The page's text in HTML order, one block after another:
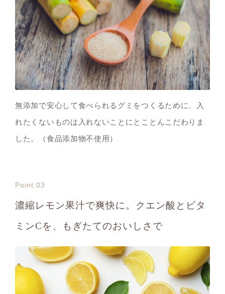
無添加で安心して食べられるグミをつくるために、入
れたくないものは入れないことにとことんこだわりま
した。（食品添加物不使用）
Point 03
濃縮レモン果汁で爽快に。クエン酸とビタ
ミンCを、もぎたてのおいしさで